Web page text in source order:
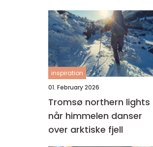
inspiration
01. February 2026
Tromsø northern lights
når himmelen danser
over arktiske fjell